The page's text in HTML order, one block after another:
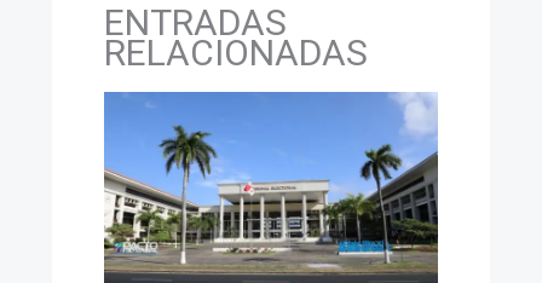
ENTRADAS
RELACIONADAS